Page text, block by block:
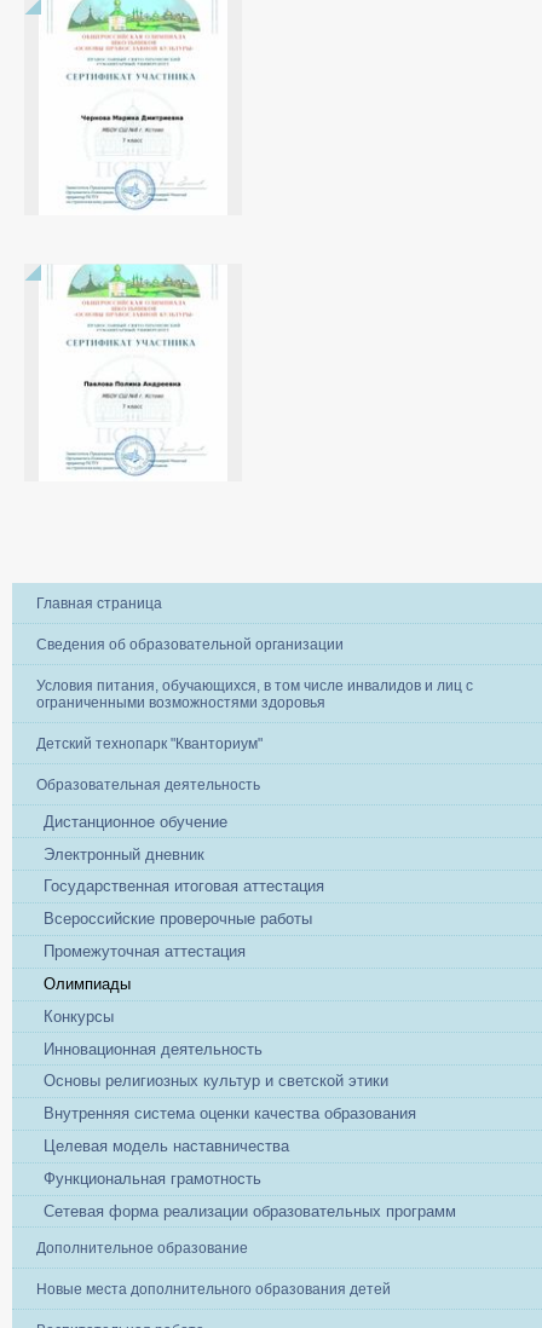
Главная страница
Сведения об образовательной организации
Условия питания, обучающихся, в том числе инвалидов и лиц с
ограниченными возможностями здоровья
Детский технопарк "Кванториум"
Образовательная деятельность
Дистанционное обучение
Электронный дневник
Государственная итоговая аттестация
Всероссийские проверочные работы
Промежуточная аттестация
Олимпиады
Конкурсы
Инновационная деятельность
Основы религиозных культур и светской этики
Внутренняя система оценки качества образования
Целевая модель наставничества
Функциональная грамотность
Сетевая форма реализации образовательных программ
Дополнительное образование
Новые места дополнительного образования детей